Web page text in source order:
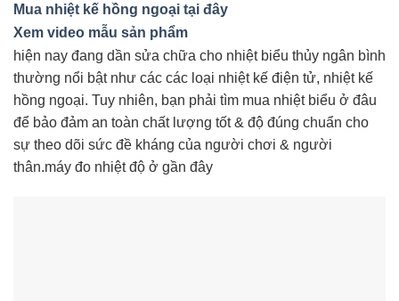
Mua nhiệt kế hồng ngoại tại đây
Xem video mẫu sản phẩm
hiện nay đang dần sửa chữa cho nhiệt biểu thủy ngân bình
thường nổi bật như các các loại nhiệt kế điện tử, nhiệt kế
hồng ngoại. Tuy nhiên, bạn phải tìm mua nhiệt biểu ở đâu
để bảo đảm an toàn chất lượng tốt & độ đúng chuẩn cho
sự theo dõi sức đề kháng của người chơi & người
thân.máy đo nhiệt độ ở gần đây